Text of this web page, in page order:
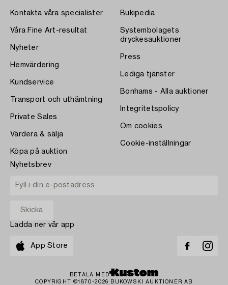
Kontakta våra specialister
Våra Fine Art-resultat
Nyheter
Hemvärdering
Kundservice
Transport och uthämtning
Private Sales
Värdera & sälja
Köpa på auktion
Bukipedia
Systembolagets
dryckesauktioner
Press
Lediga tjänster
Bonhams - Alla auktioner
Integritetspolicy
Om cookies
Cookie-inställningar
Nyhetsbrev
Ladda ner vår app
App Store
BETALA MED
COPYRIGHT ©1870-2026 BUKOWSKI AUKTIONER AB